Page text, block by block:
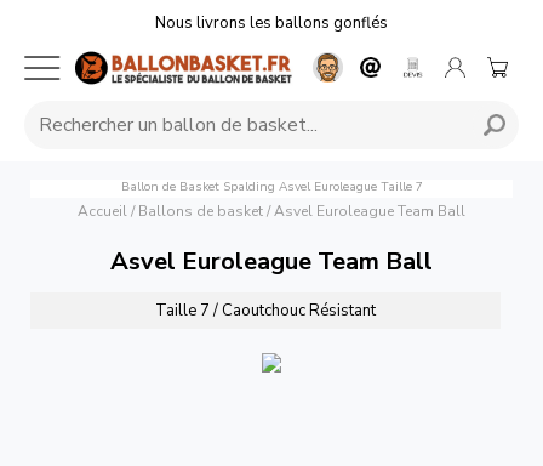
Nous livrons les ballons gonflés
Ballon de Basket Spalding Asvel Euroleague Taille 7
Accueil/ Ballons de basket/Asvel Euroleague Team Ball
Asvel Euroleague Team Ball
Taille 7 / Caoutchouc Résistant